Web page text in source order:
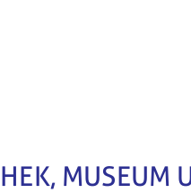
MUSEUM